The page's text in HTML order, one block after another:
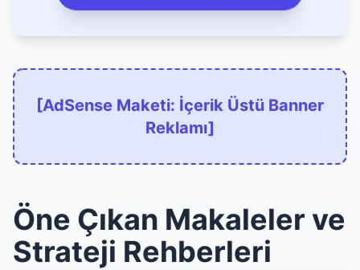
[AdSense Maketi: İçerik Üstü Banner
Reklamı]
Öne Çıkan Makaleler ve
Strateji Rehberleri